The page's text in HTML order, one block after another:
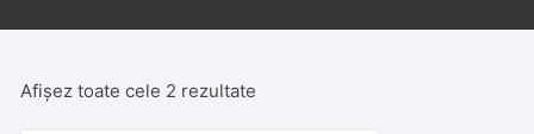
Afișez toate cele 2 rezultate